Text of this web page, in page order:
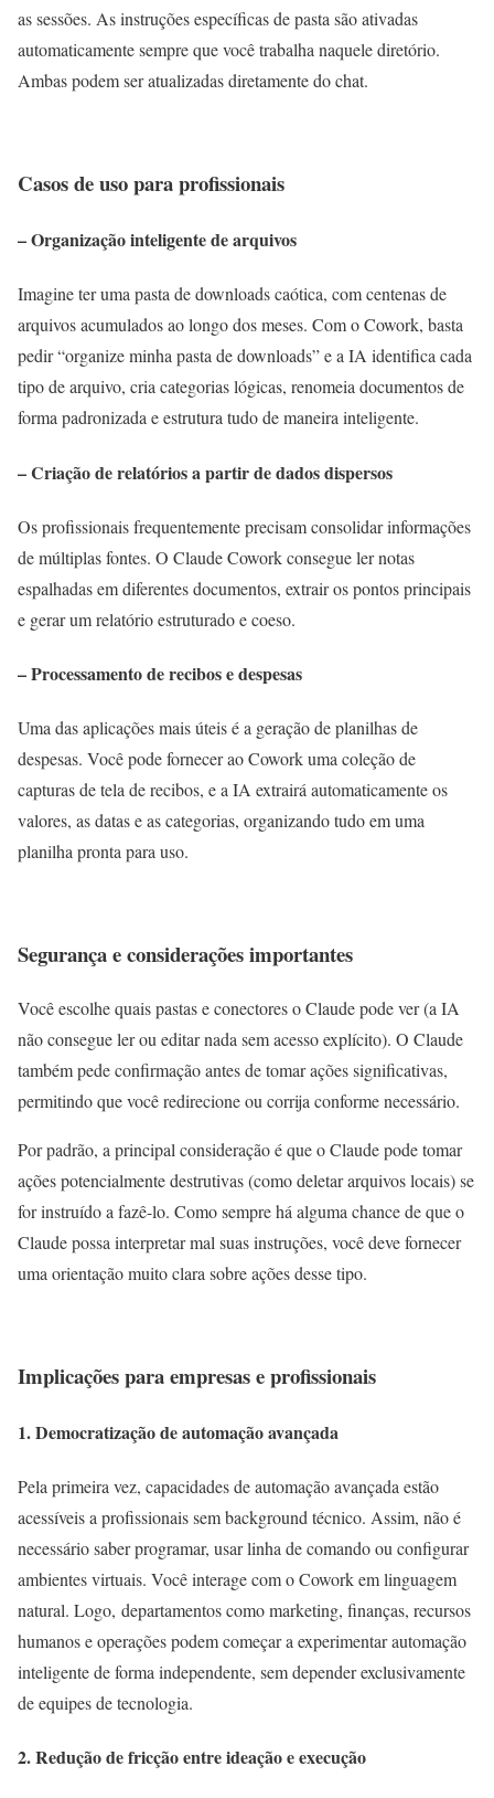
as sessões. As instruções específicas de pasta são ativadas
automaticamente sempre que você trabalha naquele diretório.
Ambas podem ser atualizadas diretamente do chat.
Casos de uso para profissionais
– Organização inteligente de arquivos
Imagine ter uma pasta de downloads caótica, com centenas de
arquivos acumulados ao longo dos meses. Com o Cowork, basta
pedir “organize minha pasta de downloads” e a IA identifica cada
tipo de arquivo, cria categorias lógicas, renomeia documentos de
forma padronizada e estrutura tudo de maneira inteligente.
– Criação de relatórios a partir de dados dispersos
Os profissionais frequentemente precisam consolidar informações
de múltiplas fontes. O Claude Cowork consegue ler notas
espalhadas em diferentes documentos, extrair os pontos principais
e gerar um relatório estruturado e coeso.
– Processamento de recibos e despesas
Uma das aplicações mais úteis é a geração de planilhas de
despesas. Você pode fornecer ao Cowork uma coleção de
capturas de tela de recibos, e a IA extrairá automaticamente os
valores, as datas e as categorias, organizando tudo em uma
planilha pronta para uso.
Segurança e considerações importantes
Você escolhe quais pastas e conectores o Claude pode ver (a IA
não consegue ler ou editar nada sem acesso explícito). O Claude
também pede confirmação antes de tomar ações significativas,
permitindo que você redirecione ou corrija conforme necessário.
Por padrão, a principal consideração é que o Claude pode tomar
ações potencialmente destrutivas (como deletar arquivos locais) se
for instruído a fazê-lo. Como sempre há alguma chance de que o
Claude possa interpretar mal suas instruções, você deve fornecer
uma orientação muito clara sobre ações desse tipo.
Implicações para empresas e profissionais
1. Democratização de automação avançada
Pela primeira vez, capacidades de automação avançada estão
acessíveis a profissionais sem background técnico. Assim, não é
necessário saber programar, usar linha de comando ou configurar
ambientes virtuais. Você interage com o Cowork em linguagem
natural. Logo, departamentos como marketing, finanças, recursos
humanos e operações podem começar a experimentar automação
inteligente de forma independente, sem depender exclusivamente
de equipes de tecnologia.
2. Redução de fricção entre ideação e execução